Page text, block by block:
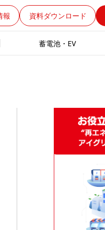
報 資料ダウンロード
蓄電池・EV